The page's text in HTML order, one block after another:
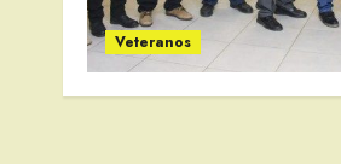
Veteranos